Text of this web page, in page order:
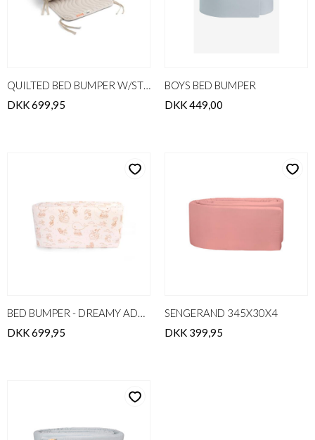
QUILTED BED BUMPER W/STRINGS
DKK 699,95
BOYS BED BUMPER
DKK 449,00
BED BUMPER - DREAMY ADVENTURES
DKK 699,95
SENGERAND 345X30X4
DKK 399,95